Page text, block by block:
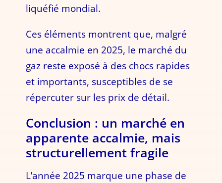
liquéfié mondial.
Ces éléments montrent que, malgré
une accalmie en 2025, le marché du
gaz reste exposé à des chocs rapides
et importants, susceptibles de se
répercuter sur les prix de détail.
Conclusion : un marché en
apparente accalmie, mais
structurellement fragile
L’année 2025 marque une phase de